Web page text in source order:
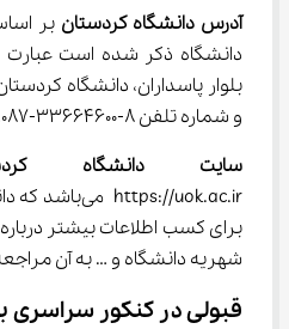
آدرس دانشگاه کردستان بر
و شماره تلفن 8-33664600-087.
سایت دانشگاه
برای کسب اطلاعات بیشتر
شهریه دانشگاه و … به آن
قبولی در کنکور سراسری